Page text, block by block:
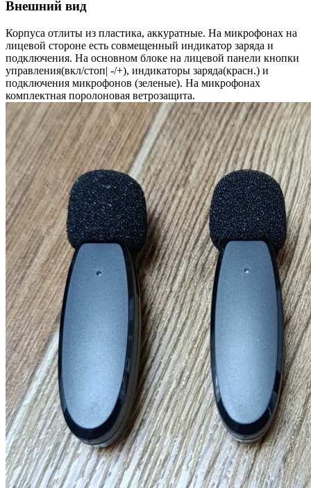
Внешний вид
Корпуса отлиты из пластика, аккуратные. На микрофонах на
лицевой стороне есть совмещенный индикатор заряда и
подключения. На основном блоке на лицевой панели кнопки
управления(вкл/стоп| -/+), индикаторы заряда(красн.) и
подключения микрофонов (зеленые). На микрофонах
комплектная поролоновая ветрозащита.